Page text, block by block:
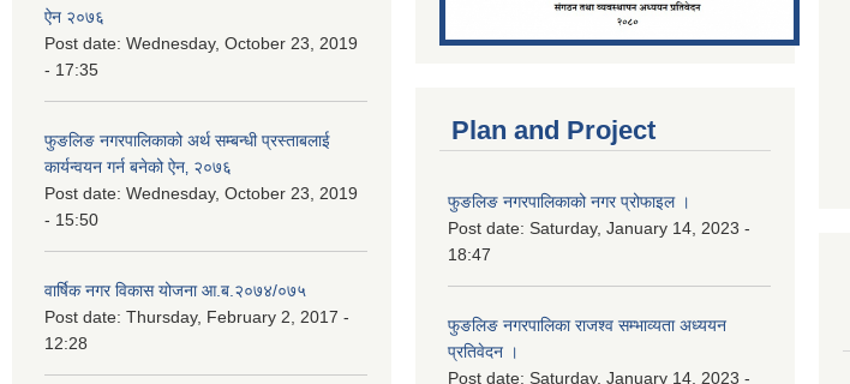
ऐन २०७६
Post date: Wednesday, October 23, 2019
- 17:35
फुङलिङ नगरपालिकाको अर्थ सम्बन्धी प्रस्ताबलाई
कार्यन्वयन गर्न बनेको ऐन‚ २०७६
Post date: Wednesday, October 23, 2019
- 15:50
वार्षिक नगर विकास योजना आ.ब.२०७४/०७५
Post date: Thursday, February 2, 2017 -
12:28
Plan and Project
फुङलिङ नगरपालिकाको नगर प्रोफाइल ।
Post date: Saturday, January 14, 2023 -
18:47
फुङलिङ नगरपालिका राजश्व सम्भाव्यता अध्ययन
प्रतिवेदन ।
Post date: Saturday, January 14, 2023 -